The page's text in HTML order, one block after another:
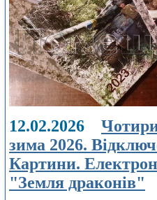
12.02.2026
зима 2026.
Картини.
"Земля драконів"